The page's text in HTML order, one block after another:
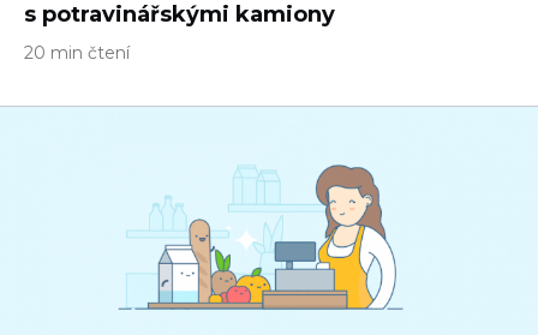
s potravinářskými kamiony
20 min čtení